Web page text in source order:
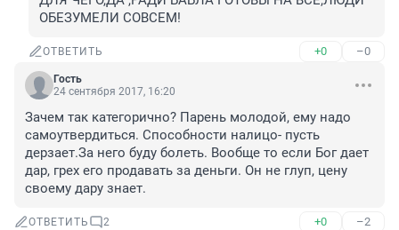
ОБЕЗУМЕЛИ СОВСЕМ!
ОТВЕТИТЬ +0 –0
Гость
24 сентября 2017, 16:20
Зачем так категорично? Парень молодой, ему надо
самоутвердиться. Способности налицо- пусть
дерзает.За него буду болеть. Вообще то если Бог дает
дар, грех его продавать за деньги. Он не глуп, цену
своему дару знает.
ОТВЕТИТЬ 2 +0 –2